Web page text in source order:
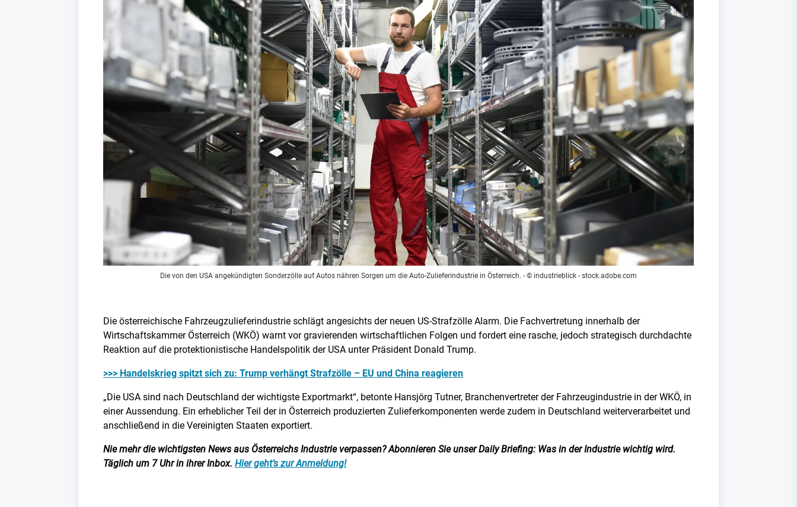
Die von den USA angekündigten Sonderzölle auf Autos nähren Sorgen um die Auto-Zulieferindustrie in Österreich. - © industrieblick - stock.adobe.com
Die österreichische Fahrzeugzulieferindustrie schlägt angesichts der neuen US-Strafzölle Alarm. Die Fachvertretung innerhalb der
Wirtschaftskammer Österreich (WKÖ) warnt vor gravierenden wirtschaftlichen Folgen und fordert eine rasche, jedoch strategisch durchdachte
Reaktion auf die protektionistische Handelspolitik der USA unter Präsident Donald Trump.
>>> Handelskrieg spitzt sich zu: Trump verhängt Strafzölle – EU und China reagieren
„Die USA sind nach Deutschland der wichtigste Exportmarkt“, betonte Hansjörg Tutner, Branchenvertreter der Fahrzeugindustrie in der WKÖ, in
einer Aussendung. Ein erheblicher Teil der in Österreich produzierten Zulieferkomponenten werde zudem in Deutschland weiterverarbeitet und
anschließend in die Vereinigten Staaten exportiert.
Nie mehr die wichtigsten News aus Österreichs Industrie verpassen? Abonnieren Sie unser Daily Briefing: Was in der Industrie wichtig wird.
Täglich um 7 Uhr in ihrer Inbox. Hier geht’s zur Anmeldung!